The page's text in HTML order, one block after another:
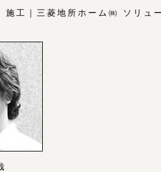
施工｜三菱地所ホーム㈱ ソリ